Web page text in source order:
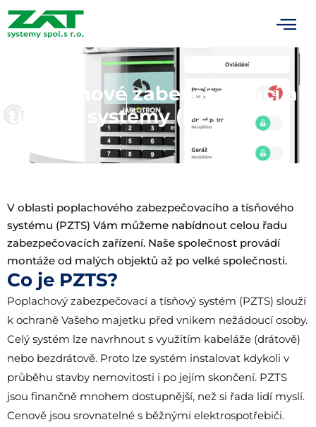
Poplachové zabezpečovací a
tísňové systémy (PZTS)
V oblasti poplachového zabezpečovacího a tísňového
systému (PZTS) Vám můžeme nabídnout celou řadu
zabezpečovacích zařízení. Naše společnost provádí
montáže od malých objektů až po velké společnosti.
Co je PZTS?
Poplachový zabezpečovací a tísňový systém (PZTS) slouží
k ochraně Vašeho majetku před vnikem nežádoucí osoby.
Celý systém lze navrhnout s využitím kabeláže (drátově)
nebo bezdrátově. Proto lze systém instalovat kdykoli v
průběhu stavby nemovitosti i po jejím skončení. PZTS
jsou finančně mnohem dostupnější, než si řada lidí myslí.
Cenově jsou srovnatelné s běžnými elektrospotřebiči.